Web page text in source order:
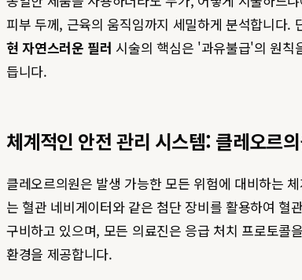
피부 두께, 근육의 움직임까지 세밀하게 분석합니다.
현 자연스러운 필러 시술의 핵심은 '과유불급'의 원칙
듭니다.
체계적인 안전 관리 시스템: 클레오르
클레오르의원은 발생 가능한 모든 위험에 대비하는
는 혈관 네비게이터와 같은 첨단 장비를 활용하여 혈
구비하고 있으며, 모든 의료진은 응급 처치 프로토콜
환경을 제공합니다.